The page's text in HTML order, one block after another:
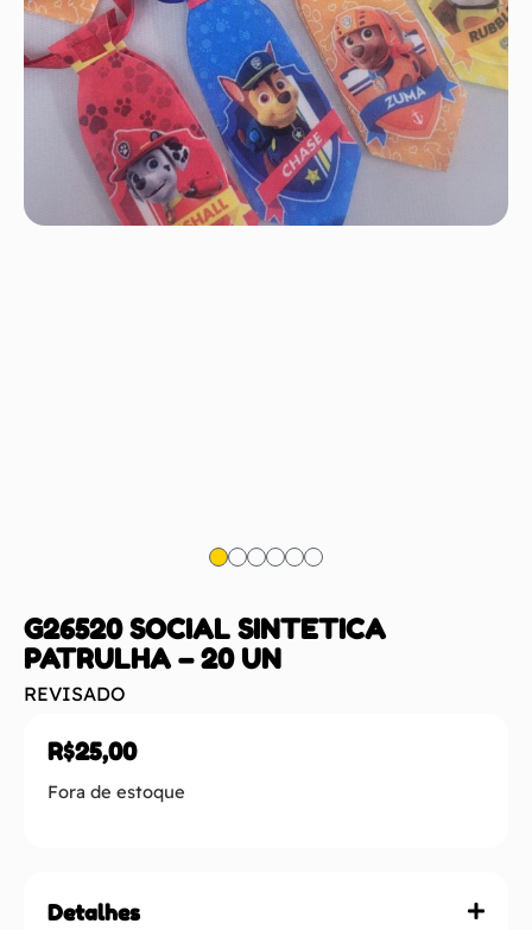
G26520 SOCIAL SINTETICA
PATRULHA – 20 UN
REVISADO
R$25,00
Fora de estoque
Detalhes